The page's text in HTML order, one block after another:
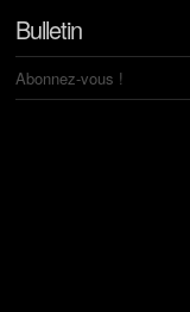
Bulletin
Abonnez-vous !